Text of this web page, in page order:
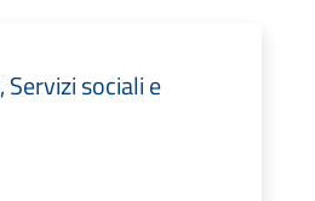
sociali e